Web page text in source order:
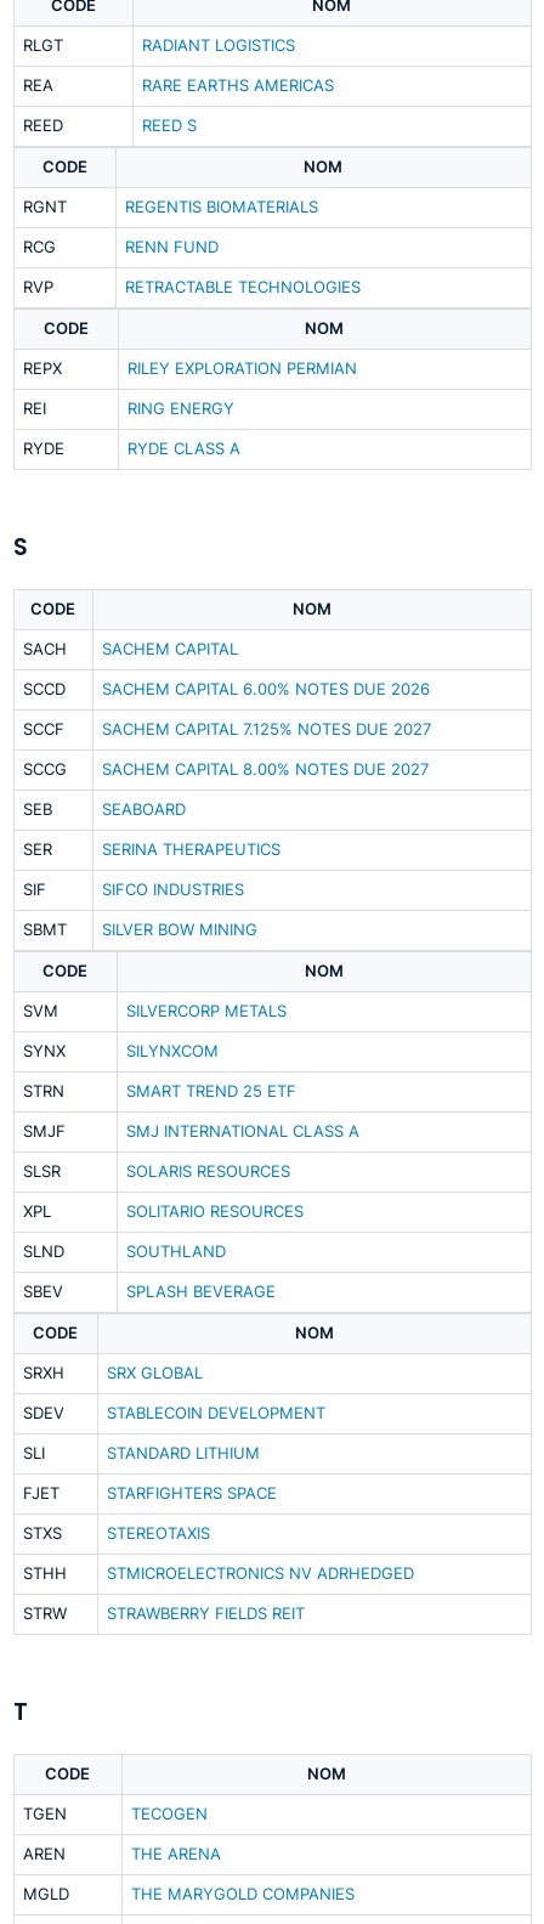
CODE NOM
RLGT RADIANT LOGISTICS
REA RARE EARTHS AMERICAS
REED REED S
CODE NOM
RGNT REGENTIS BIOMATERIALS
RCG RENN FUND
RVP RETRACTABLE TECHNOLOGIES
CODE NOM
REPX RILEY EXPLORATION PERMIAN
REI RING ENERGY
RYDE RYDE CLASS A
S
CODE NOM
SACH SACHEM CAPITAL
SCCD SACHEM CAPITAL 6.00% NOTES DUE 2026
SCCF SACHEM CAPITAL 7.125% NOTES DUE 2027
SCCG SACHEM CAPITAL 8.00% NOTES DUE 2027
SEB SEABOARD
SER SERINA THERAPEUTICS
SIF SIFCO INDUSTRIES
SBMT SILVER BOW MINING
CODE NOM
SVM SILVERCORP METALS
SYNX SILYNXCOM
STRN SMART TREND 25 ETF
SMJF SMJ INTERNATIONAL CLASS A
SLSR SOLARIS RESOURCES
XPL SOLITARIO RESOURCES
SLND SOUTHLAND
SBEV SPLASH BEVERAGE
CODE NOM
SRXH SRX GLOBAL
SDEV STABLECOIN DEVELOPMENT
SLI STANDARD LITHIUM
FJET STARFIGHTERS SPACE
STXS STEREOTAXIS
STHH STMICROELECTRONICS NV ADRHEDGED
STRW STRAWBERRY FIELDS REIT
T
CODE NOM
TGEN TECOGEN
AREN THE ARENA
MGLD THE MARYGOLD COMPANIES